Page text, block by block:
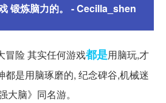
锻炼脑力的。 - Cecilla_shen
冒险 其实任何游戏都是用脑玩,才
都是用脑琢磨的, 纪念碑谷,机械迷
大脑》同名游。